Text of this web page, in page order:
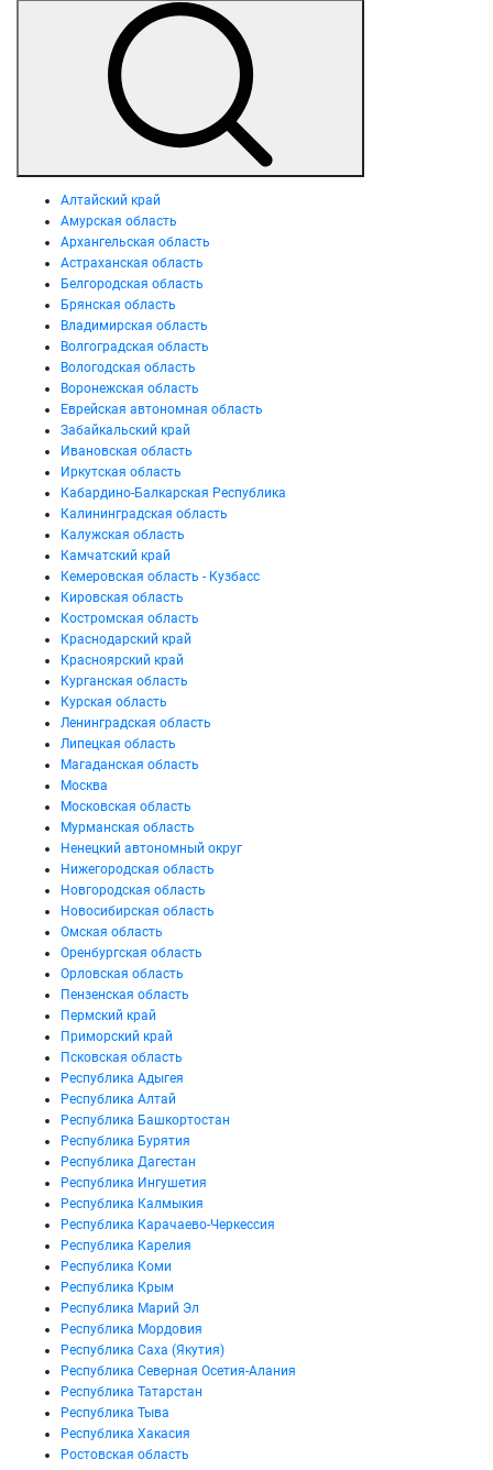
Алтайский край
Амурская область
Архангельская область
Астраханская область
Белгородская область
Брянская область
Владимирская область
Волгоградская область
Вологодская область
Воронежская область
Еврейская автономная область
Забайкальский край
Ивановская область
Иркутская область
Кабардино-Балкарская Республика
Калининградская область
Калужская область
Камчатский край
Кемеровская область - Кузбасс
Кировская область
Костромская область
Краснодарский край
Красноярский край
Курганская область
Курская область
Ленинградская область
Липецкая область
Магаданская область
Москва
Московская область
Мурманская область
Ненецкий автономный округ
Нижегородская область
Новгородская область
Новосибирская область
Омская область
Оренбургская область
Орловская область
Пензенская область
Пермский край
Приморский край
Псковская область
Республика Адыгея
Республика Алтай
Республика Башкортостан
Республика Бурятия
Республика Дагестан
Республика Ингушетия
Республика Калмыкия
Республика Карачаево-Черкессия
Республика Карелия
Республика Коми
Республика Крым
Республика Марий Эл
Республика Мордовия
Республика Саха (Якутия)
Республика Северная Осетия-Алания
Республика Татарстан
Республика Тыва
Республика Хакасия
Ростовская область